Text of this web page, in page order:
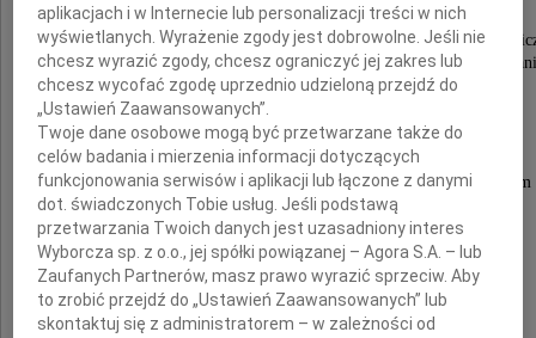
Głęboko poruszeni i zasmuceni żegnamy
Ambasadora Tytularnego, Członka Służby
i wieloletniego pracownika Ministerstwa Spraw
który pełniąc służbę dla Ojczyzny
zginął w katastrofie lotniczej pod Smoleńskiem
Mariusza Tadeusza
aplikacjach i w Internecie lub personalizacji treści w nich
wyświetlanych. Wyrażenie zgody jest dobrowolne. Jeśli nie
chcesz wyrazić zgody, chcesz ograniczyć jej zakres lub
chcesz wycofać zgodę uprzednio udzieloną przejdź do
„Ustawień Zaawansowanych”.
Twoje dane osobowe mogą być przetwarzane także do
celów badania i mierzenia informacji dotyczących
funkcjonowania serwisów i aplikacji lub łączone z danymi
dot. świadczonych Tobie usług. Jeśli podstawą
przetwarzania Twoich danych jest uzasadniony interes
Wyborcza sp. z o.o., jej spółki powiązanej – Agora S.A. – lub
Zaufanych Partnerów, masz prawo wyrazić sprzeciw. Aby
to zrobić przejdź do „Ustawień Zaawansowanych” lub
skontaktuj się z administratorem – w zależności od